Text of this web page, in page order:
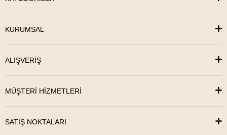
KURUMSAL
ALIŞVERİŞ
MÜŞTERİ HİZMETLERİ
SATIŞ NOKTALARI